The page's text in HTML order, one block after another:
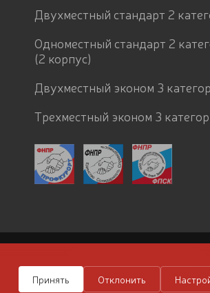
Двухместный стандарт 2
Одноместный стандарт 2
(2 корпус)
Двухместный эконом 3
Трехместный эконом 3
Разработка и поддержка:
Принять Отклонить